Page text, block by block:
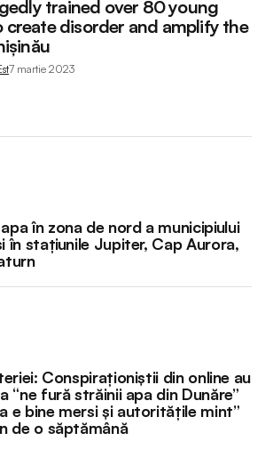
trained over 80 young
create disorder and amplify the
7 martie 2023
în zona de nord a municipiului
în stațiunile Jupiter, Cap Aurora,
Conspiraționiștii din online au
“ne fură străinii apa din Dunăre”
e bine mersi și autoritățile mint”
de o săptămână